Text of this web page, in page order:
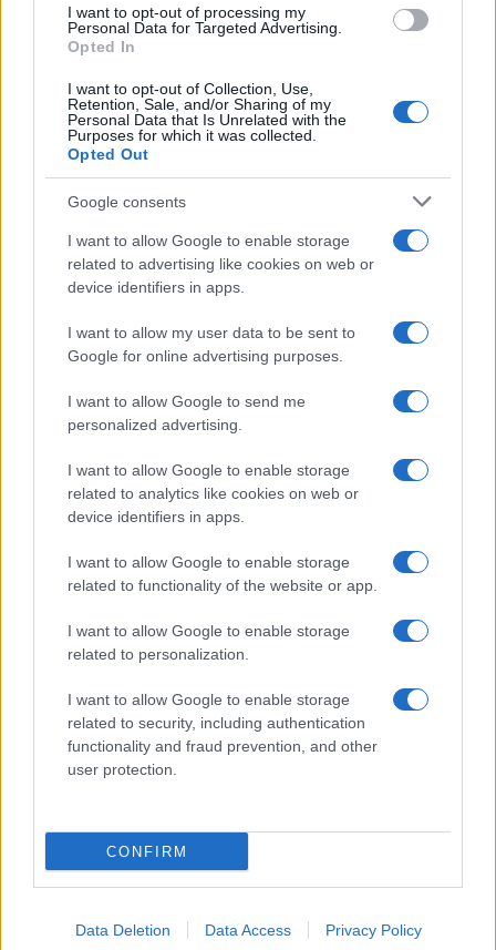
consent section.
I want to opt-out of processing my
Personal Data for Targeted Advertising.
Opted In
I want to opt-out of Collection, Use,
Retention, Sale, and/or Sharing of my
Personal Data that Is Unrelated with the
Purposes for which it was collected.
Opted Out
Google consents
I want to allow Google to enable storage
related to advertising like cookies on web or
device identifiers in apps.
I want to allow my user data to be sent to
Google for online advertising purposes.
I want to allow Google to send me
personalized advertising.
I want to allow Google to enable storage
related to analytics like cookies on web or
device identifiers in apps.
I want to allow Google to enable storage
related to functionality of the website or app.
I want to allow Google to enable storage
related to personalization.
I want to allow Google to enable storage
related to security, including authentication
functionality and fraud prevention, and other
user protection.
CONFIRM
Data Deletion Data Access Privacy Policy
Biografie
Biografie più visitate
Indice dei nomi
Categorie
Temi
Approfondimenti
Ricorrenze
Onomastico
Che giorno sarà?
Pubblica la tua biografia
Privacy Policy
Cookie Policy
Biografieonline.it © 2003-2025 • Riproduzione dei testi consentita citando la fonte
come da Licenza
Creative Commons• Nota: come Affiliato Amazon, il sito